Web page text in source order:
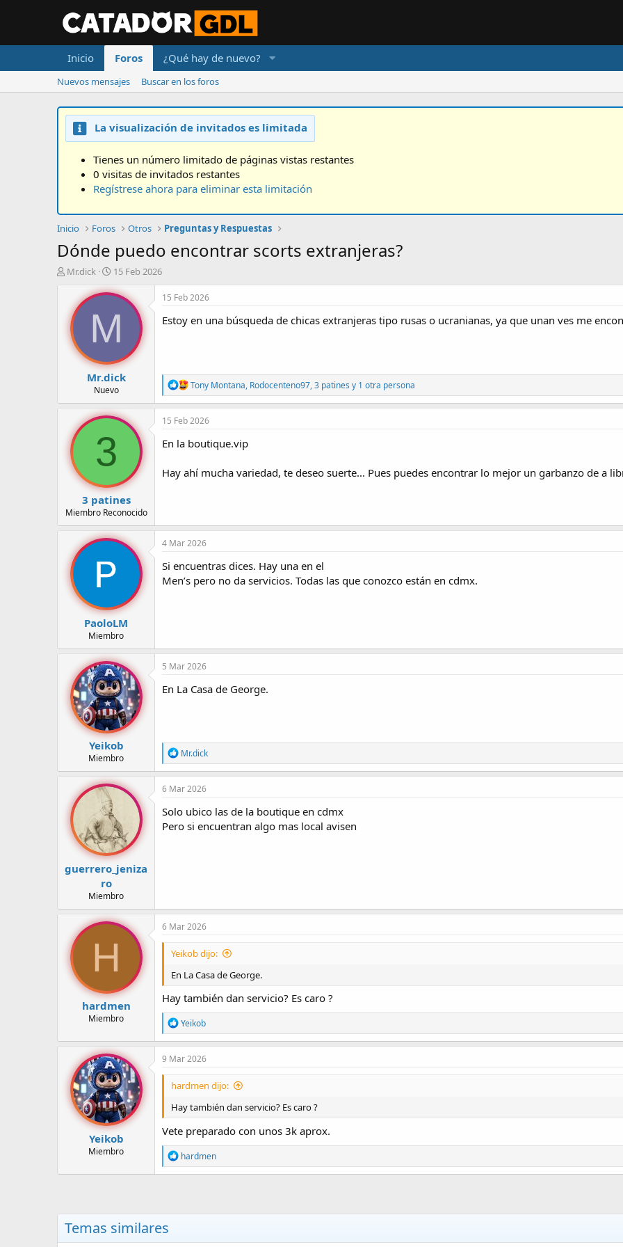
Inicio Foros ¿Qué hay de nuevo?
Nuevos mensajes Buscar en los foros
La visualización de invitados es limitada
Tienes un número limitado de páginas vistas restantes
0 visitas de invitados restantes
Regístrese ahora para eliminar esta limitación
Inicio Foros Otros Preguntas y Respuestas
Dónde puedo encontrar scorts extranjeras?
A
o
d
e
Mr.dick
F
c
a
d
e
i
n
i
c
o
15 Feb 2026
M
Mr.dick
Nuevo
15 Feb 2026
Estoy en una búsqueda de chicas extranjeras tipo rusas o ucranianas, ya que unan ves me
R
e
a
c
i
o
e
Tony Montana, Rodocenteno97,3 patines y 1 otra persona
3
3 patines
Miembro Reconocido
15 Feb 2026
En la boutique.vip
Hay ahí mucha variedad, te deseo suerte... Pues puedes encontrar lo mejor un garbanzo de a
PaoloLM
Miembro
4 Mar 2026
Si encuentras dices. Hay una en el
Men’s pero no da servicios. Todas las que conozco están en cdmx.
Yeikob
Miembro
5 Mar 2026
En La Casa de George.
R
e
a
c
i
o
n
Mr.dick
guerrero_jeniza
ro
Miembro
6 Mar 2026
Solo ubico las de la boutique en cdmx
Pero si encuentran algo mas local avisen
H
hardmen
Miembro
6 Mar 2026
Yeikob dijo:
En La Casa de George.
Hay también dan servicio? Es caro ?
R
e
a
c
o
e
:
Yeikob
Yeikob
Miembro
9 Mar 2026
hardmen dijo:
Hay también dan servicio? Es caro ?
Vete preparado con unos 3k aprox.
R
e
a
e
hardmen
Temas similares